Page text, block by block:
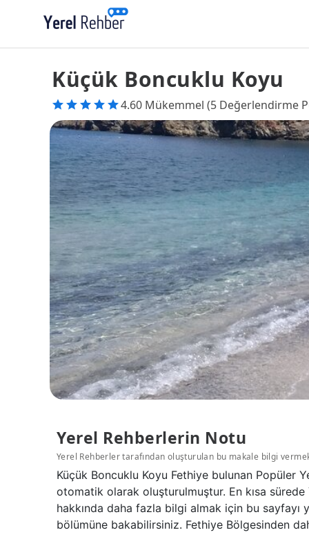
Küçük Boncuklu Koyu
4.60 Mükemmel (5 Değerlendirme
Yerel Rehberlerin Notu
Yerel Rehberler tarafından oluşturulan bu makale bilgi
Küçük Boncuklu Koyu Fethiye bulunan Popüler
otomatik olarak oluşturulmuştur. En kısa
hakkında daha fazla bilgi almak için bu
bölümüne bakabilirsiniz. Fethiye Bölgesinden